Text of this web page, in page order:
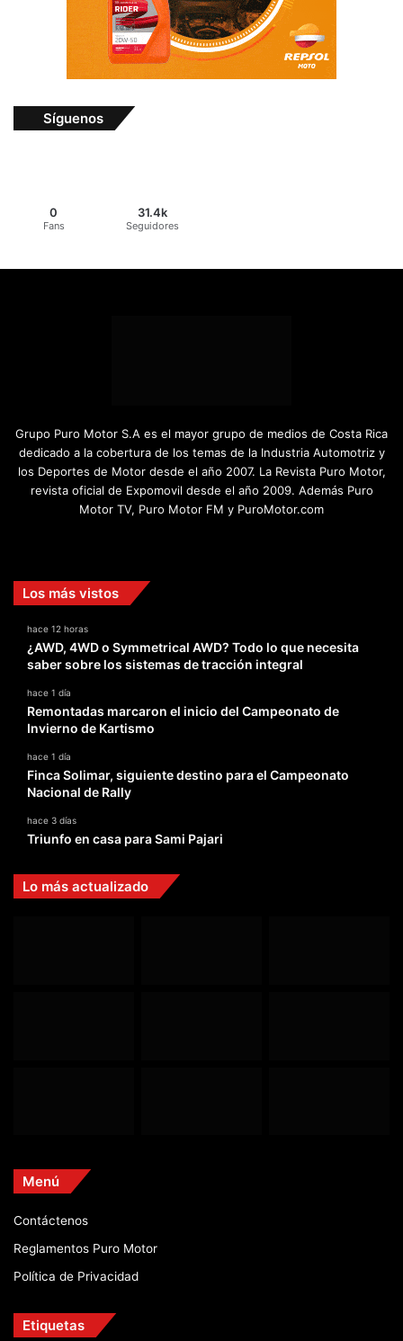
Síguenos
0
Fans
31.4k
Seguidores
Grupo Puro Motor S.A es el mayor grupo de medios de Costa Rica
dedicado a la cobertura de los temas de la Industria Automotriz y
los Deportes de Motor desde el año 2007. La Revista Puro Motor,
revista oficial de Expomovil desde el año 2009. Además Puro
Motor TV, Puro Motor FM y PuroMotor.com
Los más vistos
hace 12 horas
¿AWD, 4WD o Symmetrical AWD? Todo lo que necesita
saber sobre los sistemas de tracción integral
hace 1 día
Remontadas marcaron el inicio del Campeonato de
Invierno de Kartismo
hace 1 día
Finca Solimar, siguiente destino para el Campeonato
Nacional de Rally
hace 3 días
Triunfo en casa para Sami Pajari
Lo más actualizado
Menú
Contáctenos
Reglamentos Puro Motor
Política de Privacidad
Etiquetas